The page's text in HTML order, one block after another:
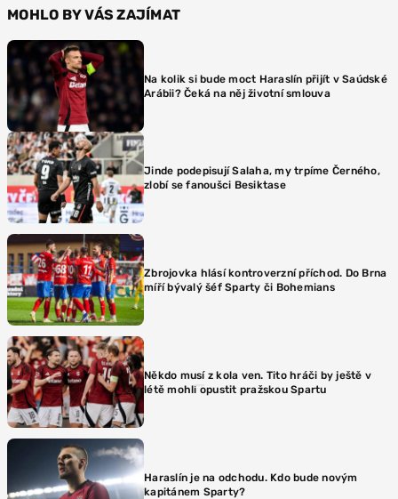
MOHLO BY VÁS ZAJÍMAT
Na kolik si bude moct Haraslín přijít v Saúdské
Arábii? Čeká na něj životní smlouva
Jinde podepisují Salaha, my trpíme Černého,
zlobí se fanoušci Besiktase
Zbrojovka hlásí kontroverzní příchod. Do Brna
míří bývalý šéf Sparty či Bohemians
Někdo musí z kola ven. Tito hráči by ještě v
létě mohli opustit pražskou Spartu
Haraslín je na odchodu. Kdo bude novým
kapitánem Sparty?